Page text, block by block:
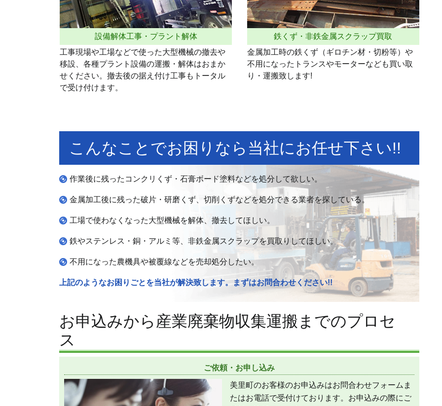
設備解体工事・プラント解体
工事現場や工場などで使った大型機械の撤去や
移設、各種プラント設備の運搬・解体はおまか
せください。撤去後の据え付け工事もトータル
で受け付けます。
鉄くず・非鉄金属スクラップ買取
金属加工時の鉄くず（ギロチン材・切粉等）や
不用になったトランスやモーターなども買い取
り・運搬致します!
こんなことでお困りなら当社にお任せ下さい!!
作業後に残ったコンクリくず・石膏ボード塗料などを処分して欲しい。
金属加工後に残った破片・研磨くず、切削くずなどを処分できる業者を探している。
工場で使わなくなった大型機械を解体、撤去してほしい。
鉄やステンレス・銅・アルミ等、非鉄金属スクラップを買取りしてほしい。
不用になった農機具や被覆線などを売却処分したい。
上記のようなお困りごとを当社が解決致します。まずはお問合わせください!!
お申込みから産業廃棄物収集運搬までのプロセ
ス
ご依頼・お申し込み
美里町のお客様のお申込みはお問合わせフォームま
たはお電話で受付けております。お申込みの際にご